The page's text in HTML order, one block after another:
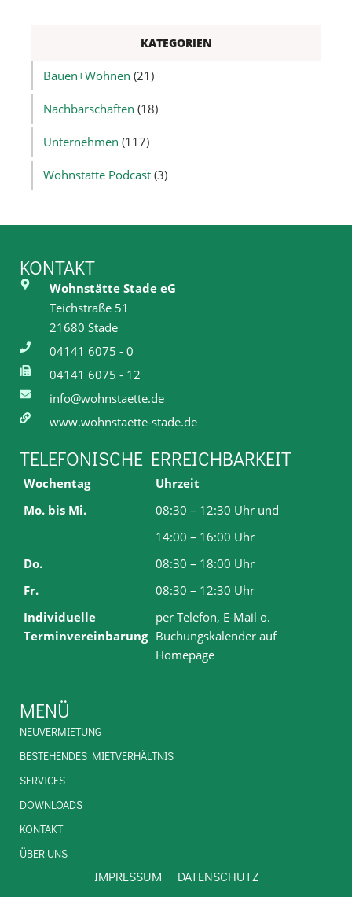
KATEGORIEN
Bauen+Wohnen (21)
Nachbarschaften (18)
Unternehmen (117)
Wohnstätte Podcast (3)
KONTAKT
Wohnstätte Stade eG
Teichstraße 51
21680 Stade
04141 6075 - 0
04141 6075 - 12
info@wohnstaette.de
www.wohnstaette-stade.de
TELEFONISCHE ERREICHBARKEIT
Wochentag
Uhrzeit
Mo. bis Mi.
08:30 – 12:30 Uhr und
14:00 – 16:00 Uhr
Do.
08:30 – 18:00 Uhr
Fr.
08:30 – 12:30 Uhr
Individuelle
Terminvereinbarung
per Telefon, E-Mail o.
Buchungskalender auf
Homepage
MENÜ
NEUVERMIETUNG
BESTEHENDES MIETVERHÄLTNIS
SERVICES
DOWNLOADS
KONTAKT
ÜBER UNS
IMPRESSUM
DATENSCHUTZ